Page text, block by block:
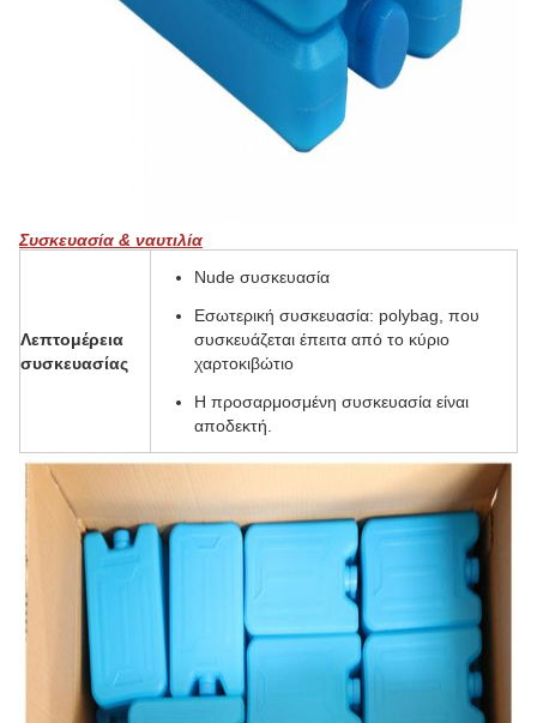
Συσκευασία & ναυτιλία
Λεπτομέρεια
συσκευασίας
Nude συσκευασία
Εσωτερική συσκευασία: polybag, που
συσκευάζεται έπειτα από το κύριο
χαρτοκιβώτιο
Η προσαρμοσμένη συσκευασία είναι
αποδεκτή.